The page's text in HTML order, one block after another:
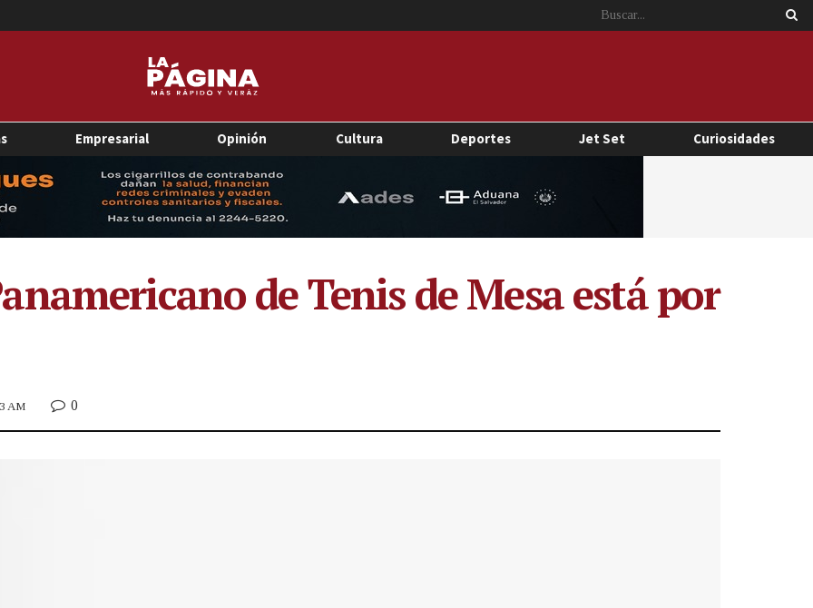
Empresarial Opinión Cultura Deportes Jet Set Curiosidades
de Tenis de Mesa está por
AM 0